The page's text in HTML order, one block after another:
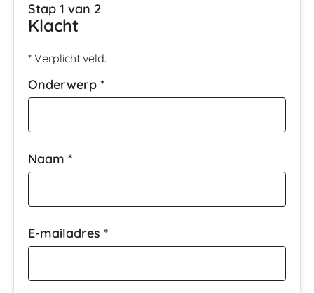
Stap 1 van 2
Klacht
* Verplicht veld.
Onderwerp *
Naam *
E-mailadres *